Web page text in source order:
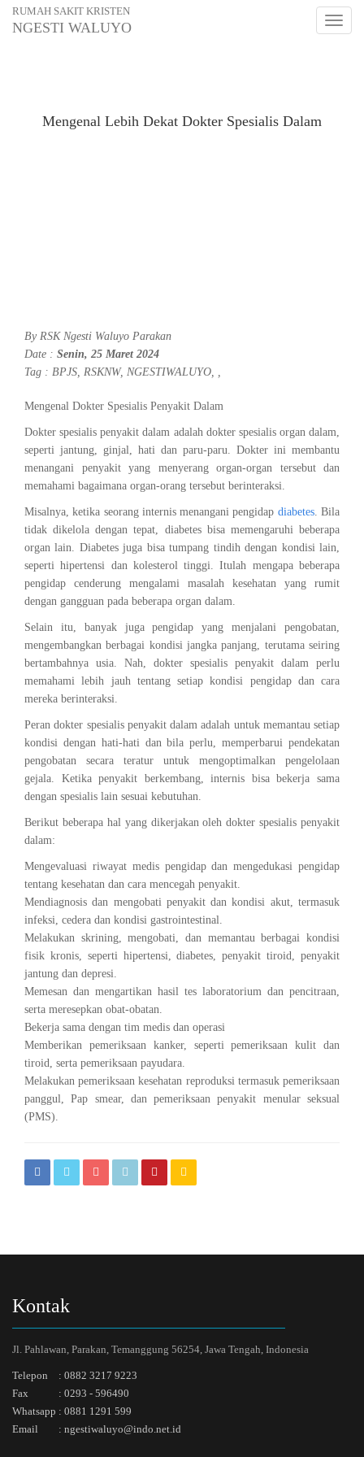
Toggle
RUMAH SAKIT KRISTEN
NGESTI WALUYO
Mengenal Lebih Dekat Dokter Spesialis Dalam
By RSK Ngesti Waluyo Parakan
Date : Senin, 25 Maret 2024
Tag : BPJS, RSKNW, NGESTIWALUYO, ,
Mengenal Dokter Spesialis Penyakit Dalam
Dokter spesialis penyakit dalam adalah dokter spesialis organ dalam,
seperti jantung, ginjal, hati dan paru-paru. Dokter ini membantu
menangani penyakit yang menyerang organ-organ tersebut dan
memahami bagaimana organ-orang tersebut berinteraksi.
Misalnya, ketika seorang internis menangani pengidap diabetes. Bila
tidak dikelola dengan tepat, diabetes bisa memengaruhi beberapa
organ lain. Diabetes juga bisa tumpang tindih dengan kondisi lain,
seperti hipertensi dan kolesterol tinggi. Itulah mengapa beberapa
pengidap cenderung mengalami masalah kesehatan yang rumit
dengan gangguan pada beberapa organ dalam.
Selain itu, banyak juga pengidap yang menjalani pengobatan,
mengembangkan berbagai kondisi jangka panjang, terutama seiring
bertambahnya usia. Nah, dokter spesialis penyakit dalam perlu
memahami lebih jauh tentang setiap kondisi pengidap dan cara
mereka berinteraksi.
Peran dokter spesialis penyakit dalam adalah untuk memantau setiap
kondisi dengan hati-hati dan bila perlu, memperbarui pendekatan
pengobatan secara teratur untuk mengoptimalkan pengelolaan
gejala. Ketika penyakit berkembang, internis bisa bekerja sama
dengan spesialis lain sesuai kebutuhan.
Berikut beberapa hal yang dikerjakan oleh dokter spesialis penyakit
dalam:
Mengevaluasi riwayat medis pengidap dan mengedukasi pengidap
tentang kesehatan dan cara mencegah penyakit.
Mendiagnosis dan mengobati penyakit dan kondisi akut, termasuk
infeksi, cedera dan kondisi gastrointestinal.
Melakukan skrining, mengobati, dan memantau berbagai kondisi
fisik kronis, seperti hipertensi, diabetes, penyakit tiroid, penyakit
jantung dan depresi.
Memesan dan mengartikan hasil tes laboratorium dan pencitraan,
serta meresepkan obat-obatan.
Bekerja sama dengan tim medis dan operasi
Memberikan pemeriksaan kanker, seperti pemeriksaan kulit dan
tiroid, serta pemeriksaan payudara.
Melakukan pemeriksaan kesehatan reproduksi termasuk pemeriksaan
panggul, Pap smear, dan pemeriksaan penyakit menular seksual
(PMS).
Kontak
Jl. Pahlawan, Parakan, Temanggung 56254, Jawa Tengah, Indonesia
Telepon : 0882 3217 9223
Fax
: 0293 - 596490
Whatsapp : 0881 1291 599
Email
: ngestiwaluyo@indo.net.id